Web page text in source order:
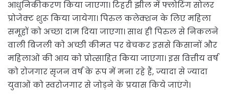
आधुनिकीकरण किया जाएगा। टिहरी झील में फ्लोटिंग सोलर
प्रोजेक्ट शुरू किया जायेगा। पिरुल कलेक्शन के लिए महिला
समूहों को अच्छा दाम दिया जाएगा। साथ ही पिरुल से निकलने
वाली बिजली को अच्छी कीमत पर बेचकर इससे किसानों और
महिलाओं की आय को प्रोत्साहित किया जाएगा। इस वित्तीय वर्ष
को रोजगार सृजन वर्ष के रूप में मना रहे हैं, ज्यादा से ज्यादा
युवाओं को स्वरोजगार से जोड़ने के प्रयास किये जाएंगे।